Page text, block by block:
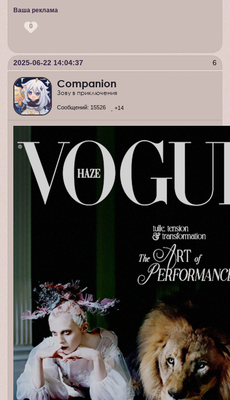
Ваша реклама
0
6
2025-06-22 14:04:37
Companion
Зову в приключения
Сообщений: 15526 +14